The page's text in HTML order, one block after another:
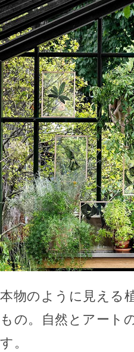
本物のように見える
もの。自然とアート
す。